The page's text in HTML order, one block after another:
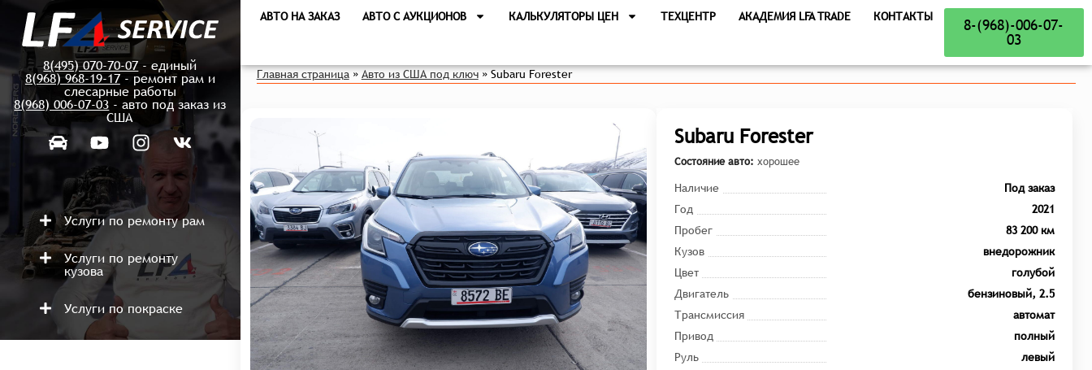
8(495) 070-70-07- единый
8(968) 968-19-17- ремонт рам и
слесарные работы
8(968) 006-07-03 - авто под заказ из
США
Услуги по ремонту рам
Услуги по ремонту
кузова
Услуги по покраске
Ремонт после аварий
АВТО НА ЗАКАЗ АВТО С АУКЦИОНОВ КАЛЬКУЛЯТОРЫ ЦЕН ТЕХЦЕНТР АКАДЕМИЯ LFA TRADE КОНТАКТЫ 8-(968)-006-07-
03
Главная страница»Авто из США под ключ»Subaru Forester
Subaru Forester
Состояние авто: хорошее
Наличие
Под заказ
Год
2021
Пробег
83 200 км
Кузов
внедорожник
Цвет
голубой
Двигатель
бензиновый, 2.5
Трансмиссия
автомат
Привод
полный
Руль
левый